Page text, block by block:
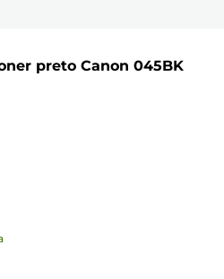
preto Canon 045BK